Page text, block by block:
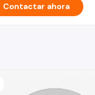
Contactar ahora